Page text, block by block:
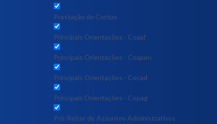
Prestação de Contas
Principais Orientações - Coaaf
Principais Orientações - Coapen
Principais Orientações - Cocad
Principais Orientações - Copag
Pró-Reitor de Assuntos Administrativos